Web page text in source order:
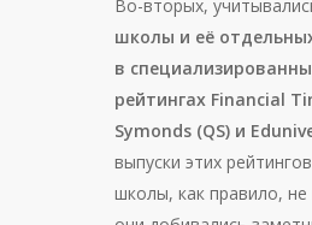
Во-вторых,
школы и её
в
рейтингах Financial
Symonds (QS) и
выпуски этих
школы, как правило,